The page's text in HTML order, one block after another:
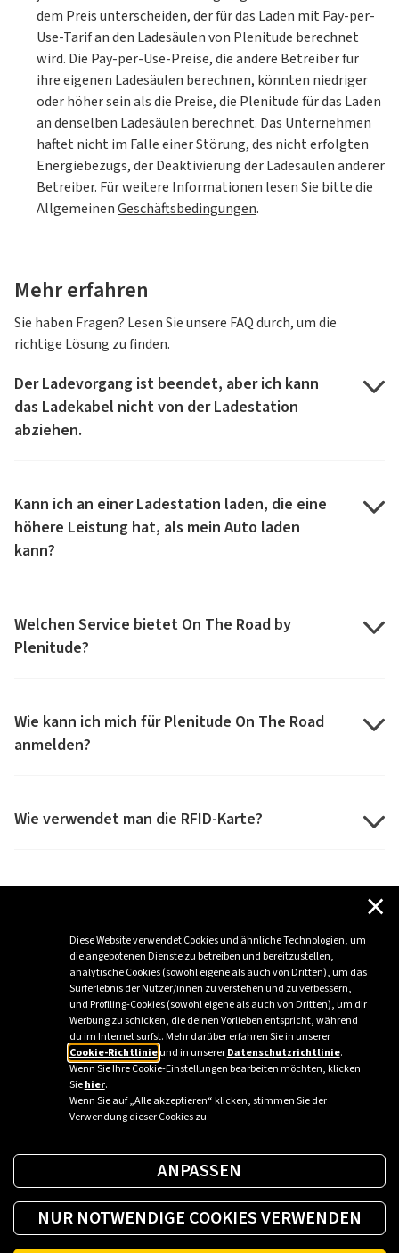
Diese Website verwendet Cookies und ähnliche Technologien, um
die angebotenen Dienste zu betreiben und bereitzustellen,
analytische Cookies (sowohl eigene als auch von Dritten), um das
Surferlebnis der Nutzer/innen zu verstehen und zu verbessern,
und Profiling-Cookies (sowohl eigene als auch von Dritten), um dir
Werbung zu schicken, die deinen Vorlieben entspricht, während
du im Internet surfst. Mehr darüber erfahren Sie in unserer
Cookie-Richtlinieund in unsererDatenschutzrichtlinie.
Wenn Sie Ihre Cookie-Einstellungen bearbeiten möchten, klicken
Siehier.
Wenn Sie auf „Alle akzeptieren“ klicken, stimmen Sie der
Verwendung dieser Cookies zu.
×
ANPASSEN
NUR NOTWENDIGE COOKIES VERWENDEN
dem Preis unterscheiden, der für das Laden mit Pay-per-
Use-Tarif an den Ladesäulen von Plenitude berechnet
wird. Die Pay-per-Use-Preise, die andere Betreiber für
ihre eigenen Ladesäulen berechnen, könnten niedriger
oder höher sein als die Preise, die Plenitude für das Laden
an denselben Ladesäulen berechnet. Das Unternehmen
haftet nicht im Falle einer Störung, des nicht erfolgten
Energiebezugs, der Deaktivierung der Ladesäulen anderer
Betreiber. Für weitere Informationen lesen Sie bitte die
AllgemeinenGeschäftsbedingungen.
Mehr erfahren
Sie haben Fragen? Lesen Sie unsere FAQ durch, um die
richtige Lösung zu finden.
Der Ladevorgang ist beendet, aber ich kann
das Ladekabel nicht von der Ladestation
abziehen.
Kann ich an einer Ladestation laden, die eine
höhere Leistung hat, als mein Auto laden
kann?
Welchen Service bietet On The Road by
Plenitude?
Wie kann ich mich für Plenitude On The Road
anmelden?
Wie verwendet man die RFID-Karte?
Ich habe den Ladevorgang gestartet, aber die
Was ist zu tun, wenn der Standplatz an der
Ladesäule besetzt ist, die Ladesäule auf der
App aber als frei angezeigt wird?